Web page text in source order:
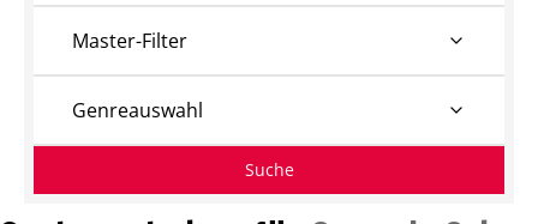
Master-Filter
Genreauswahl
Suche